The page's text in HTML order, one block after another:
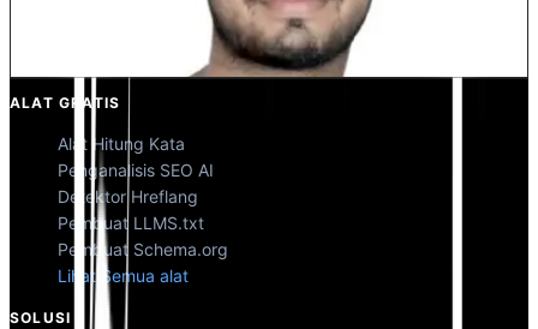
Kunal Singh Shekhawat
ALAT GRATIS
Alat Hitung Kata
Penganalisis SEO AI
Detektor Hreflang
Pembuat LLMS.txt
Pembuat Schema.org
Lihat Semua alat
SOLUSI